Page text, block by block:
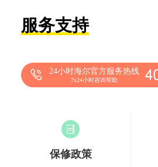
服务支持
24小时海尔官方服务热线
7x24小时咨询帮助
保修政策